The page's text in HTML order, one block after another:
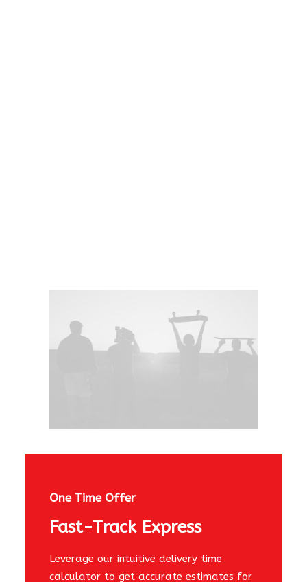
One Time Offer
Fast-Track Express
Leverage our intuitive delivery time
calculator to get accurate estimates for